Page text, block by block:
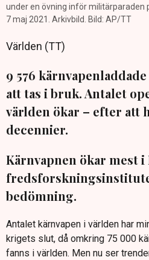
under en övning inför militärparaden
7 maj 2021. Arkivbild. Bild: AP/TT
Världen (TT)
9 576
att tas i bruk. Antalet
världen ökar – efter att
decennier.
Kärnvapnen ökar mest
bedömning.
Antalet kärnvapen i världen har
krigets slut, då omkring 75 000
fanns i världen. Men nu ser